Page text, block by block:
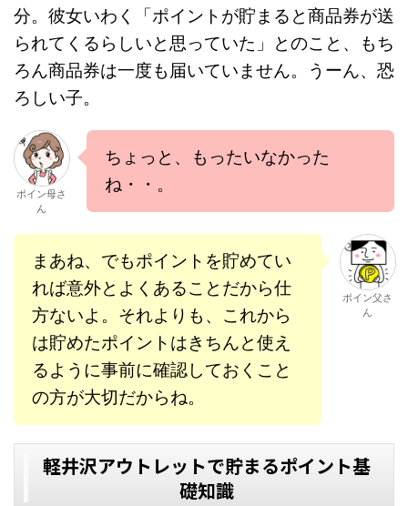
分。彼女いわく「ポイントが貯まると商品券が送
られてくるらしいと思っていた」とのこと、もち
ろん商品券は一度も届いていません。うーん、恐
ろしい子。
ポイン母さ
ん
ちょっと、もったいなかった
ね・・。
まあね、でもポイントを貯めてい
れば意外とよくあることだから仕
方ないよ。それよりも、これから
は貯めたポイントはきちんと使え
るように事前に確認しておくこと
の方が大切だからね。
ポイン父さ
ん
軽井沢アウトレットで貯まるポイント基
礎知識